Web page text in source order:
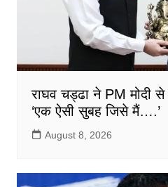
राघव चड्ढा ने PM मोदी
‘एक ऐसी सुबह जिसे मैं….’
August 8, 2026